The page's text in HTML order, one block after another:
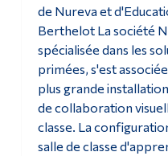
de Nureva et
Berthelot La société
spécialisée dans les
primées, s'est
plus grande
de collaboration
classe. La
salle de classe